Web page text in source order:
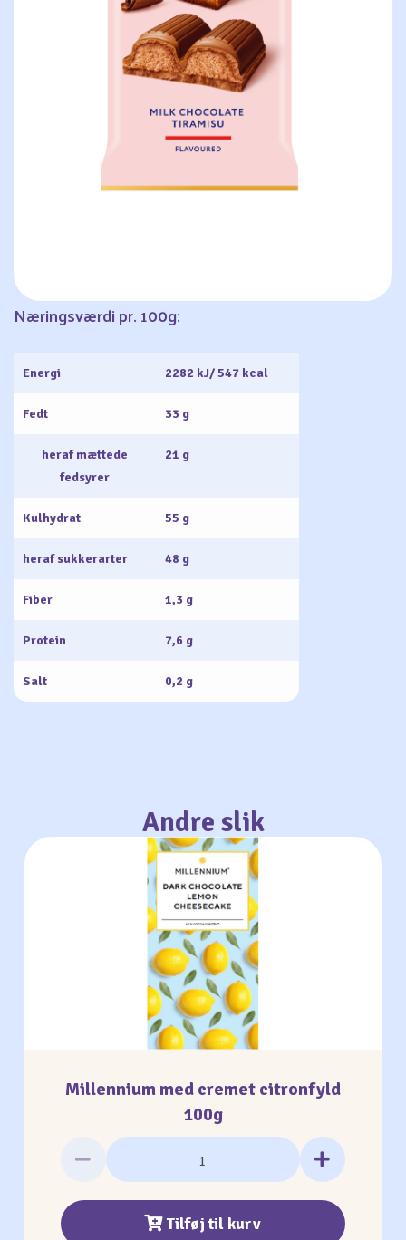
Næringsværdi pr. 100g:
Energi 2282 kJ/ 547 kcal
Fedt 33 g
heraf mættede
fedsyrer
21 g
Kulhydrat 55 g
heraf sukkerarter 48 g
Fiber 1,3 g
Protein 7,6 g
Salt 0,2 g
Andre slik
Millennium med cremet citronfyld
100g
Tilføj til kurv